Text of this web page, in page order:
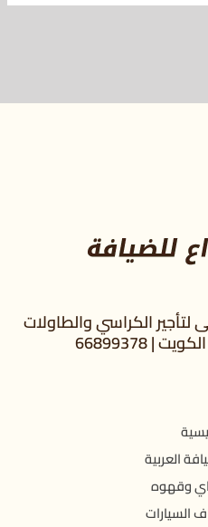
لتأجير الكراسي والطاولات
66899378
العربية
وقهوه
السيارات